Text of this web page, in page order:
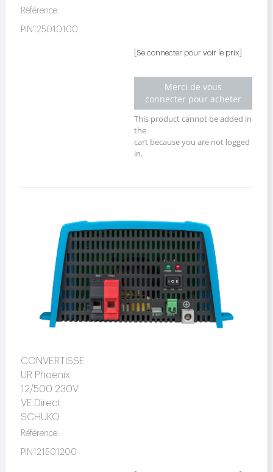
Référence:
PIN125010100
[Se connecter pour voir le prix]
Merci de vous
connecter pour acheter
This product cannot be added in
the
cart because you are not logged
in.
CONVERTISSE
UR Phoenix
12/500 230V
VE.Direct
SCHUKO
Référence:
PIN121501200